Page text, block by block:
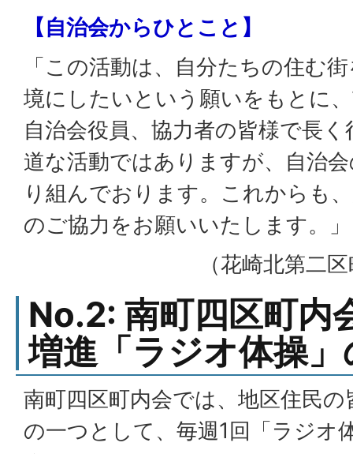
【自治会からひとこと】
「この活動は、自分たちの住む
境にしたいという願いをもとに
自治会役員、協力者の皆様で長
道な活動ではありますが、自治
り組んでおります。これからも
のご協力をお願いいたします。」
（花崎北第二
No.2: 南町四区町内
増進「ラジオ体操」
南町四区町内会では、地区住民
の一つとして、毎週1回「ラジオ